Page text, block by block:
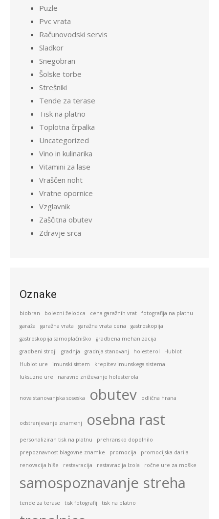
Puzle
Pvc vrata
Računovodski servis
Sladkor
Snegobran
Šolske torbe
Strešniki
Tende za terase
Tisk na platno
Toplotna črpalka
Uncategorized
Vino in kulinarika
Vitamini za lase
Vraščen noht
Vratne opornice
Vzglavnik
Zaščitna obutev
Zdravje srca
Oznake
biobran bolezni želodca cena garažnih vrat
fotografija na platnu
garaža
garažna vrata garažna vrata cena
gastroskopija
gastroskopija samoplačniško
gradbena mehanizacija
gradbeni stroji
gradnja gradnja stanovanj holesterol
Hublot
Hublot ure
imunski sistem
krepitev imunskega sistema
luksuzne ure
naravno zniževanje holesterola
nova stanovanjska soseska obutev odlična hrana
odstranjevanje znamenj osebna rast
personaliziran tisk na platnu
prehransko dopolnilo
prepoznavnost blagovne znamke
promocija
promocijska darila
renovacija hiše
restavracija restavracija Izola ročne ure za moške
samospoznavanje streha
tende za terase tisk fotografij tisk na platno